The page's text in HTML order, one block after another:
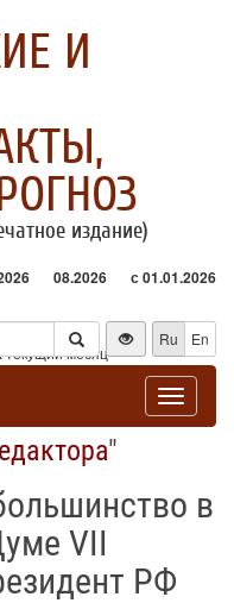
И
издание)
08.2026 с 01.01.2026
текущий месяц
Ru En
Toggle
"
в
VII
РФ